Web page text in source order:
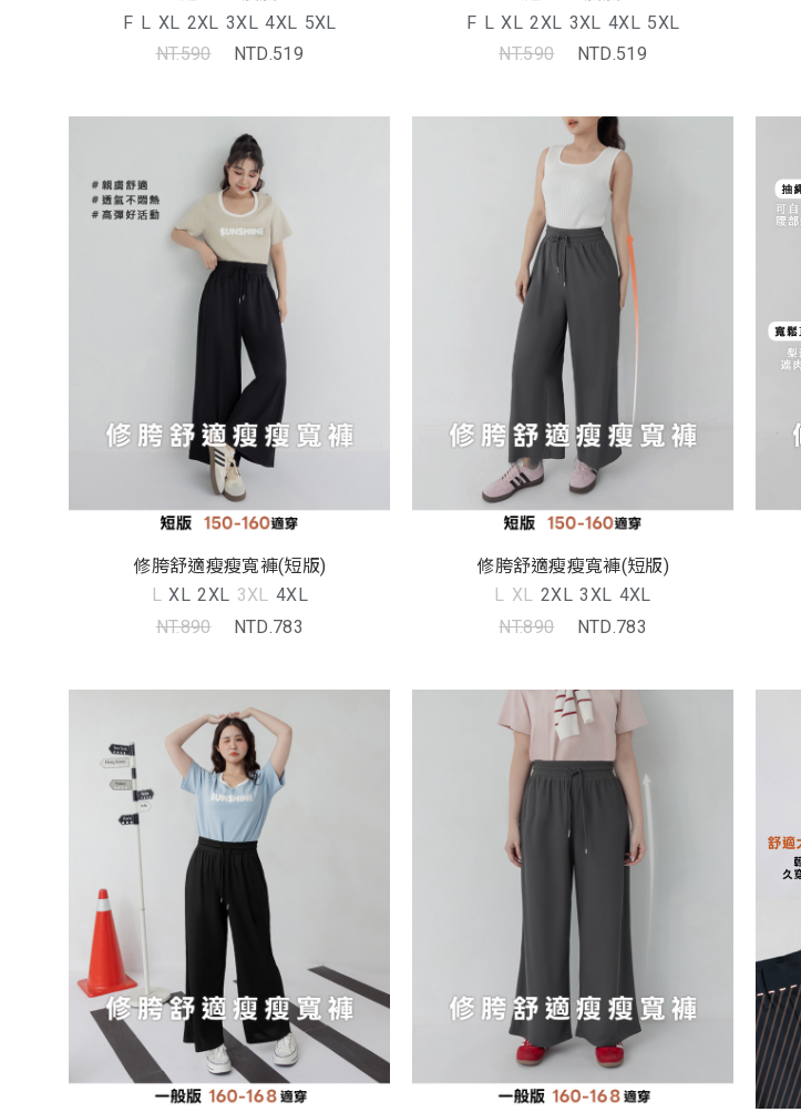
F L XL 2XL 3XL 4XL 5XL
NT.590
NTD.519
F L XL 2XL 3XL 4XL 5XL
NT.590
NTD.519
修胯舒適瘦瘦寬褲(短版)
L XL 2XL 3XL 4XL
NT.890
NTD.783
修胯舒適瘦瘦寬褲(短版)
L XL 2XL 3XL 4XL
NT.890
NTD.783